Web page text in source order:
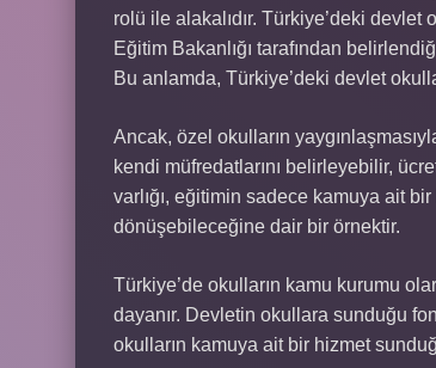
rolü ile alakalıdır. Türkiye’deki devlet
Eğitim Bakanlığı tarafından
Bu anlamda, Türkiye’deki devlet
Ancak, özel okulların
kendi müfredatlarını belirleyebilir,
varlığı, eğitimin sadece kamuya ait
dönüşebileceğine dair bir örnektir.
Türkiye’de okulların kamu kurumu
dayanır. Devletin okullara sunduğu
okulların kamuya ait bir hizmet